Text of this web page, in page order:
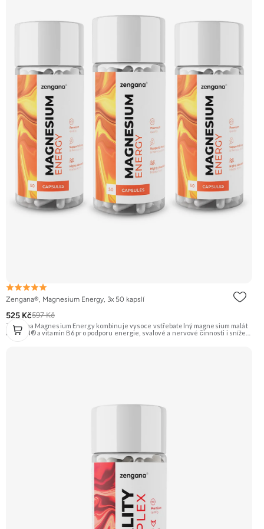
Zengana®, Magnesium Energy, 3x 50 kapslí
525 Kč597 Kč
Zengana Magnesium Energy kombinuje vysoce vstřebatelný magnesium malát
ALBION® a vitamin B6 pro podporu energie, svalové a nervové činnosti i snížení